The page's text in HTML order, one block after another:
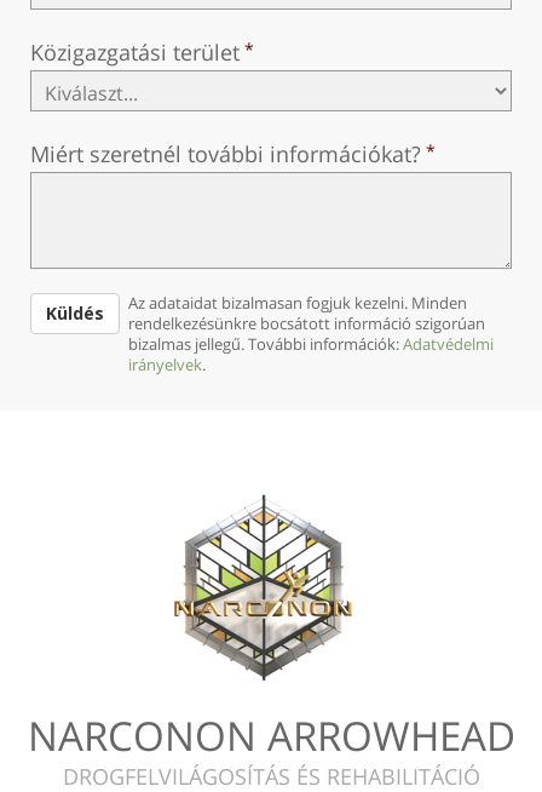
Közigazgatási terület
Miért szeretnél további információkat?
Küldés
Az adataidat bizalmasan fogjuk kezelni. Minden
rendelkezésünkre bocsátott információ szigorúan
bizalmas jellegű. További információk:Adatvédelmi
irányelvek.
NARCONON ARROWHEAD
DROGFELVILÁGOSÍTÁS ÉS REHABILITÁCIÓ